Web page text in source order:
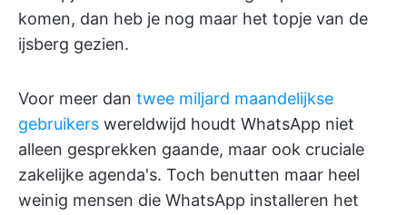
komen, dan heb je nog maar het topje van de
ijsberg gezien.
Voor meer dan twee miljard maandelijkse
gebruikers wereldwijd houdt WhatsApp niet
alleen gesprekken gaande, maar ook cruciale
zakelijke agenda's. Toch benutten maar heel
weinig mensen die WhatsApp installeren het